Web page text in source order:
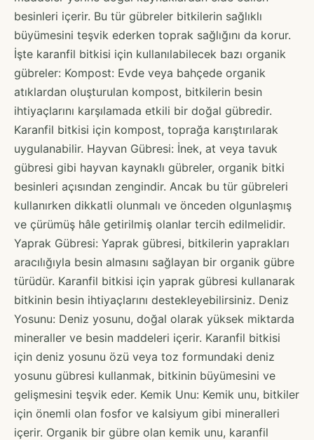
besinleri içerir. Bu tür gübreler bitkilerin sağlıklı
büyümesini teşvik ederken toprak sağlığını da korur.
İşte karanfil bitkisi için kullanılabilecek bazı organik
gübreler: Kompost: Evde veya bahçede organik
atıklardan oluşturulan kompost, bitkilerin besin
ihtiyaçlarını karşılamada etkili bir doğal gübredir.
Karanfil bitkisi için kompost, toprağa karıştırılarak
uygulanabilir. Hayvan Gübresi: İnek, at veya tavuk
gübresi gibi hayvan kaynaklı gübreler, organik bitki
besinleri açısından zengindir. Ancak bu tür gübreleri
kullanırken dikkatli olunmalı ve önceden olgunlaşmış
ve çürümüş hâle getirilmiş olanlar tercih edilmelidir.
Yaprak Gübresi: Yaprak gübresi, bitkilerin yaprakları
aracılığıyla besin almasını sağlayan bir organik gübre
türüdür. Karanfil bitkisi için yaprak gübresi kullanarak
bitkinin besin ihtiyaçlarını destekleyebilirsiniz. Deniz
Yosunu: Deniz yosunu, doğal olarak yüksek miktarda
mineraller ve besin maddeleri içerir. Karanfil bitkisi
için deniz yosunu özü veya toz formundaki deniz
yosunu gübresi kullanmak, bitkinin büyümesini ve
gelişmesini teşvik eder. Kemik Unu: Kemik unu, bitkiler
için önemli olan fosfor ve kalsiyum gibi mineralleri
içerir. Organik bir gübre olan kemik unu, karanfil